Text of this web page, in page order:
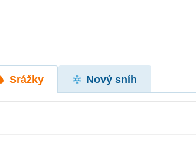
Srážky Nový sníh